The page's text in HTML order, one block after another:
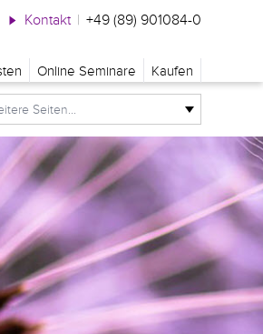
Kontakt | +49 (89) 901084-0
Online Seminare Kaufen
Seiten...